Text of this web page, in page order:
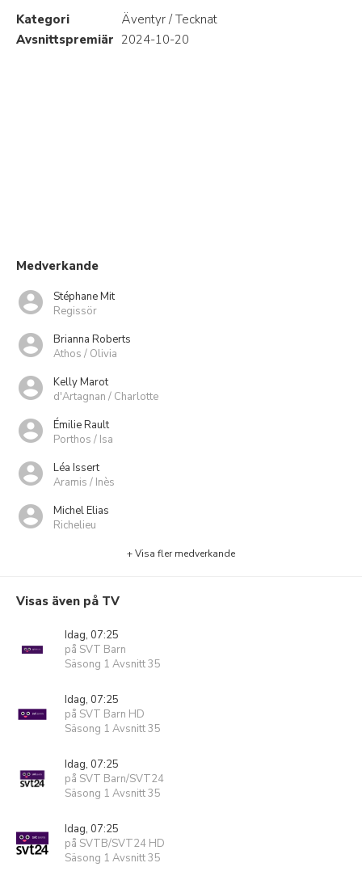
Kategori
Äventyr / Tecknat
Avsnittspremiär 2024-10-20
Medverkande
Stéphane Mit
Regissör
Brianna Roberts
Athos / Olivia
Kelly Marot
d'Artagnan / Charlotte
Émilie Rault
Porthos / Isa
Léa Issert
Aramis / Inès
Michel Elias
Richelieu
+ Visa fler medverkande
Visas även på TV
Idag, 07:25
på SVT Barn
Säsong 1 Avsnitt 35
Idag, 07:25
på SVT Barn HD
Säsong 1 Avsnitt 35
Idag, 07:25
på SVT Barn/SVT24
Säsong 1 Avsnitt 35
Idag, 07:25
på SVTB/SVT24 HD
Säsong 1 Avsnitt 35